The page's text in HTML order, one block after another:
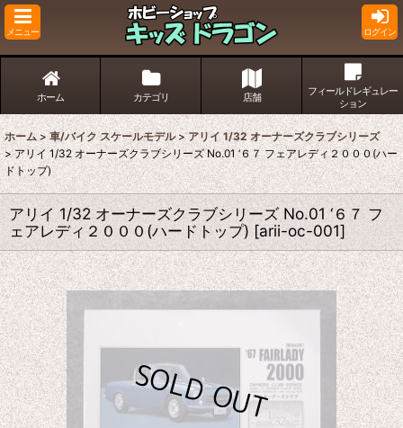
メニュー ログイン
ホーム カテゴリ 店舗
フィールドレギュレー
ション
ホーム > 車/バイク スケールモデル > アリイ 1/32 オーナーズクラブシリーズ
> アリイ 1/32 オーナーズクラブシリーズ No.01 ‘６７ フェアレディ２０００(ハー
ドトップ)
アリイ 1/32 オーナーズクラブシリーズ No.01 ‘６７ フ
ェアレディ２０００(ハードトップ) [arii-oc-001]